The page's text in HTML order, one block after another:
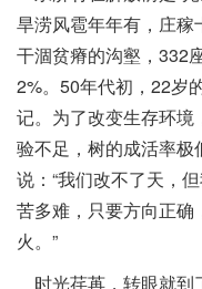
旱涝风雹年年有，庄稼
干涸贫瘠的沟壑，332
2%。50年代初，22岁
记。为了改变生存环
验不足，树的成活率
说：“我们改不了天，
苦多难，只要方向正
火。”
时光荏苒，转眼就到